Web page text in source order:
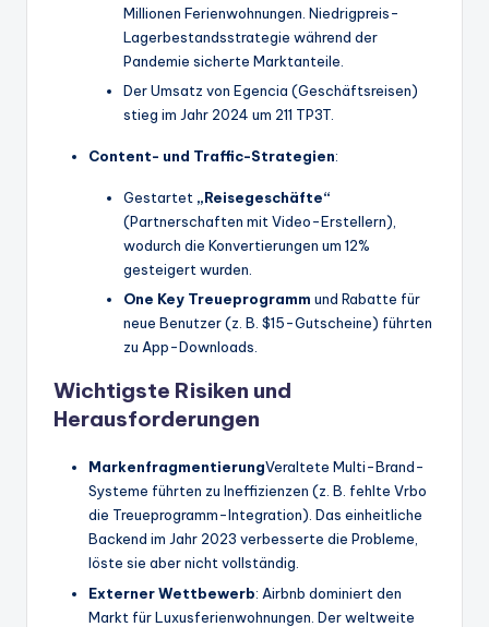
Millionen Ferienwohnungen. Niedrigpreis-
Lagerbestandsstrategie während der
Pandemie sicherte Marktanteile.
Der Umsatz von Egencia (Geschäftsreisen)
stieg im Jahr 2024 um 211 TP3T.
Content- und Traffic-Strategien:
Gestartet „Reisegeschäfte“
(Partnerschaften mit Video-Erstellern),
wodurch die Konvertierungen um 12%
gesteigert wurden.
One Key Treueprogramm und Rabatte für
neue Benutzer (z. B. $15-Gutscheine) führten
zu App-Downloads.
Wichtigste Risiken und
Herausforderungen
MarkenfragmentierungVeraltete Multi-Brand-
Systeme führten zu Ineffizienzen (z. B. fehlte Vrbo
die Treueprogramm-Integration). Das einheitliche
Backend im Jahr 2023 verbesserte die Probleme,
löste sie aber nicht vollständig.
Externer Wettbewerb: Airbnb dominiert den
Markt für Luxusferienwohnungen. Der weltweite